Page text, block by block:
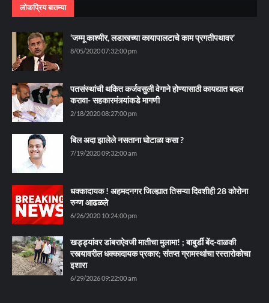
लोकप्रिय बातम्या
‘जम्मू काश्मीर, लडाखच्या कायापालटाचे काम प्रगतीपथावर’
8/05/2020 07:32:00 pm
पतसंस्थांची थकित कर्जवसुली वेगाने होण्यासाठी कायद्यात बदल
करावा- सहकारमंत्र्यांकडे मागणी
2/18/2020 08:27:00 pm
बिल अदा झालेले नसताना घोटाळा कसा ?
7/19/2020 09:32:00 am
धक्कादायक ! अहमदनगर जिल्ह्यात तिसऱ्या दिवशीही 28 कोरोना
रुग्ण आढळले
6/26/2020 10:24:00 pm
खड्ड्यांवर डांबराऐवजी मातीचा मुलामा! ; बाबुर्डी बेंद-वाळकी
रस्त्यावरील धक्कादायक प्रकार; संतप्त ग्रामस्थांचा रस्तारोकोचा
इशारा
6/29/2026 09:22:00 am